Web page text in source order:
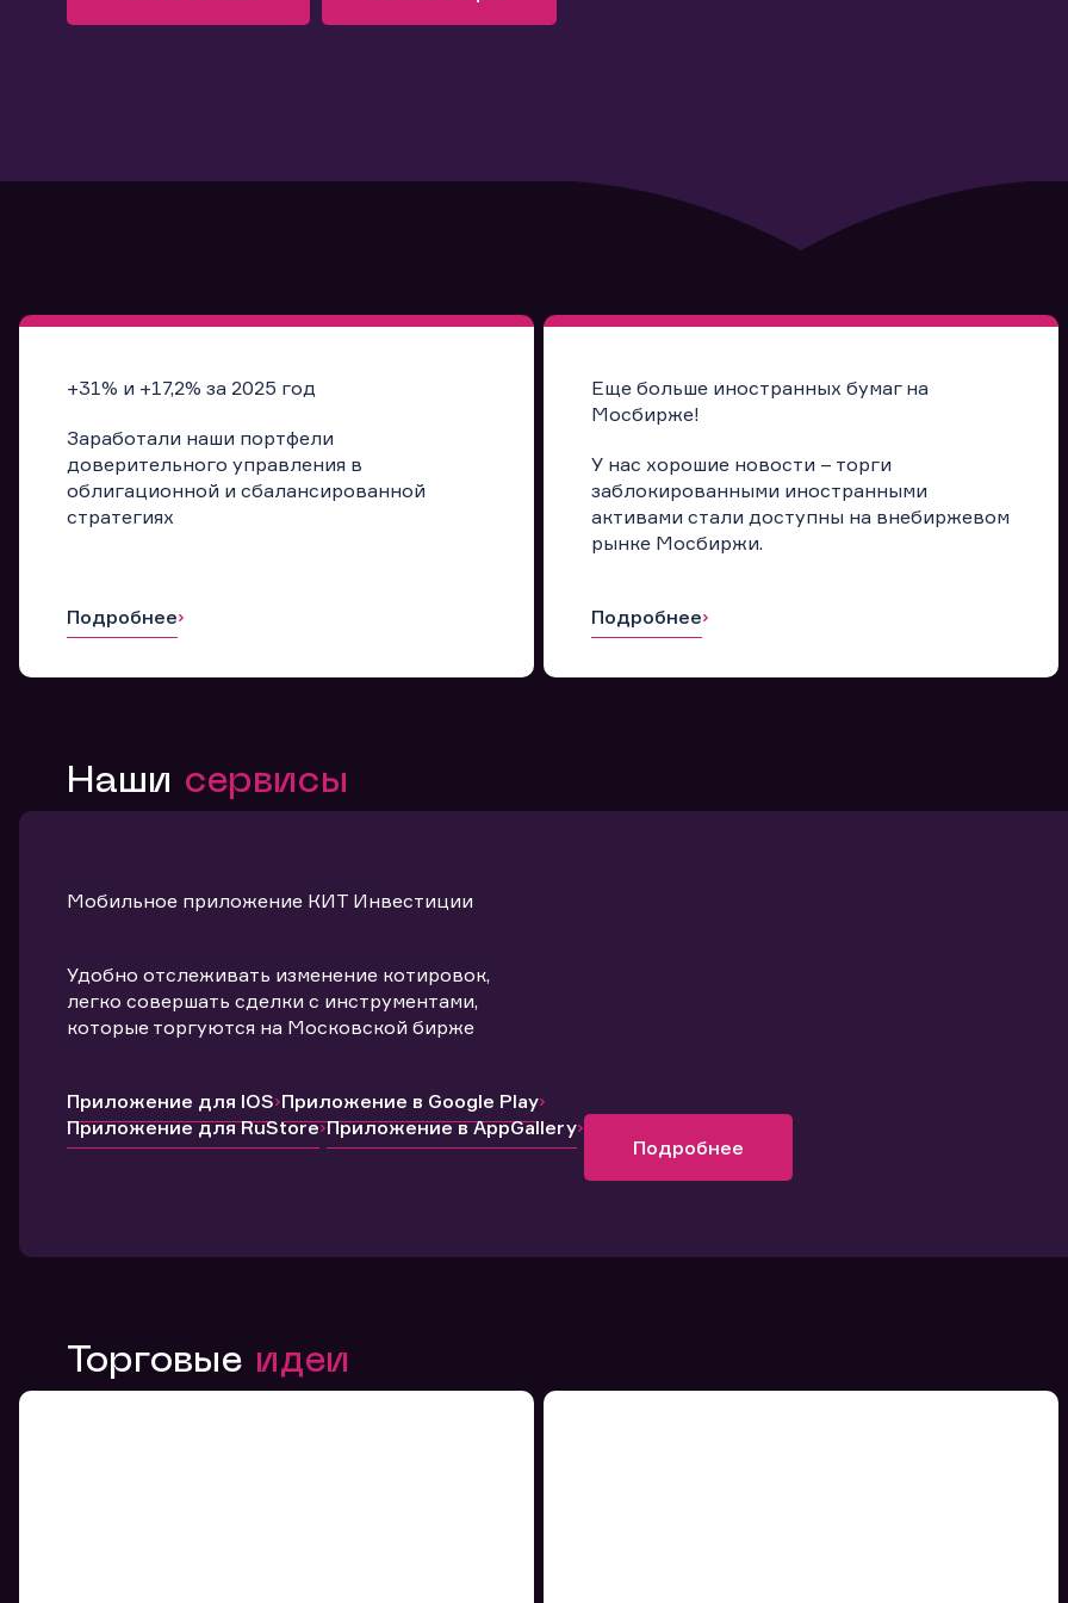
+31% и +17,2% за 2025 год
Заработали наши портфели
доверительного управления в
облигационной и сбалансированной
стратегиях
Подробнее
Еще больше иностранных бумаг на
Мосбирже!
У нас хорошие новости – торги
заблокированными иностранными
активами стали доступны на внебиржевом
рынке Мосбиржи.
Подробнее
Наши сервисы
Мобильное приложение КИТ Инвестиции
Удобно отслеживать изменение котировок,
легко совершать сделки с инструментами,
которые торгуются на Московской бирже
Приложение для IOS Приложение в Google Play
Приложение для RuStore Приложение в AppGallery
Подробнее
Торговые идеи